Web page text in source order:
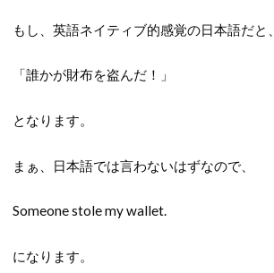
もし、英語ネイティブ的感覚の日本語だと、
「誰かが財布を盗んだ！」
となります。
まぁ、日本語では言わないはずなので、
Someone stole my wallet.
になります。